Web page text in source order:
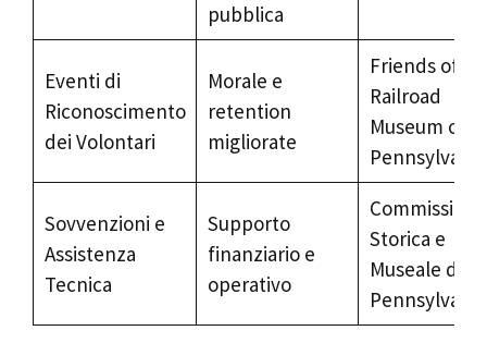
pubblica
Eventi di
Riconoscimento
dei Volontari
Morale e
retention
migliorate
Friends of
Railroad
Museum of
Pennsylvania
Sovvenzioni e
Assistenza
Tecnica
Supporto
finanziario e
operativo
Commissione
Storica e
Museale
Pennsylvania